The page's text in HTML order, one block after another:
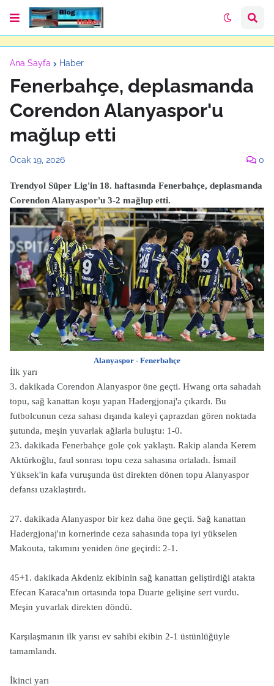
Ana Sayfa Haber
Fenerbahçe, deplasmanda
Corendon Alanyaspor'u
mağlup etti
Ocak 19, 2026 0
Trendyol Süper Lig'in 18. haftasında Fenerbahçe, deplasmanda
Corendon Alanyaspor'u 3-2 mağlup etti.
Alanyaspor - Fenerbahçe
İlk yarı
3. dakikada Corendon Alanyaspor öne geçti. Hwang orta sahadah
topu, sağ kanattan koşu yapan Hadergjonaj'a çıkardı. Bu
futbolcunun ceza sahası dışında kaleyi çaprazdan gören noktada
şutunda, meşin yuvarlak ağlarla buluştu: 1-0.
23. dakikada Fenerbahçe gole çok yaklaştı. Rakip alanda Kerem
Aktürkoğlu, faul sonrası topu ceza sahasına ortaladı. İsmail
Yüksek'in kafa vuruşunda üst direkten dönen topu Alanyaspor
defansı uzaklaştırdı.
27. dakikada Alanyaspor bir kez daha öne geçti. Sağ kanattan
Hadergjonaj'ın kornerinde ceza sahasında topa iyi yükselen
Makouta, takımını yeniden öne geçirdi: 2-1.
45+1. dakikada Akdeniz ekibinin sağ kanattan geliştirdiği atakta
Efecan Karaca'nın ortasında topa Duarte gelişine sert vurdu.
Meşin yuvarlak direkten döndü.
Karşılaşmanın ilk yarısı ev sahibi ekibin 2-1 üstünlüğüyle
tamamlandı.
İkinci yarı